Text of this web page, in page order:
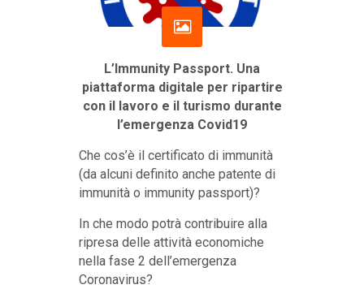
L’Immunity Passport. Una
piattaforma digitale per ripartire
con il lavoro e il turismo durante
l’emergenza Covid19
Che cos’è il certificato di immunità
(da alcuni definito anche patente di
immunità o immunity passport)?
In che modo potrà contribuire alla
ripresa delle attività economiche
nella fase 2 dell’emergenza
Coronavirus?